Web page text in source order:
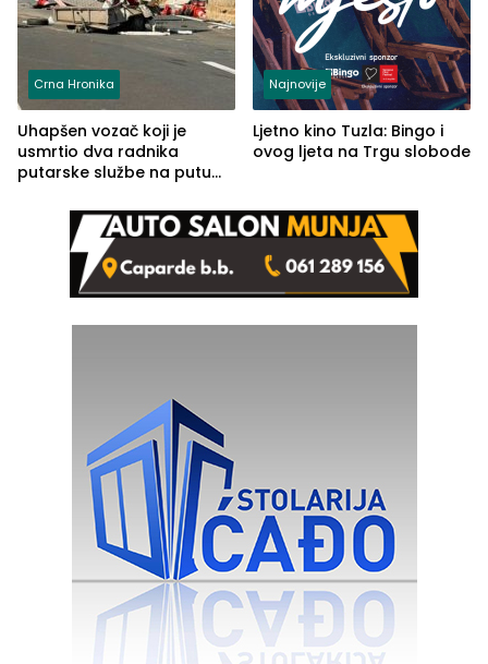
Crna Hronika
Uhapšen vozač koji je
usmrtio dva radnika
putarske službe na putu
(FOTO)
Najnovije
Ljetno kino Tuzla: Bingo i
ovog ljeta na Trgu slobode